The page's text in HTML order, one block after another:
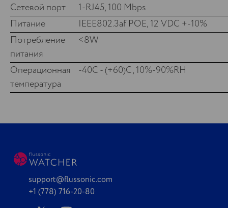
Сетевой порт
1-RJ45, 100 Mbps
Питание
IEEE802.3af POE, 12 VDC +-10%
Потребление
питания
<8W
Операционная
температура
-40C - (+60)C, 10%-90%RH
support@flussonic.com
+1 (778) 716-20-80